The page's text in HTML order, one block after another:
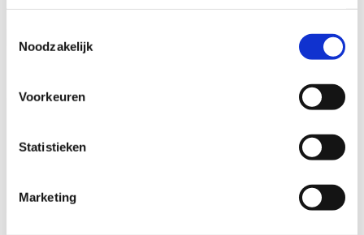
Noodzakelijk
Voorkeuren
Statistieken
Marketing